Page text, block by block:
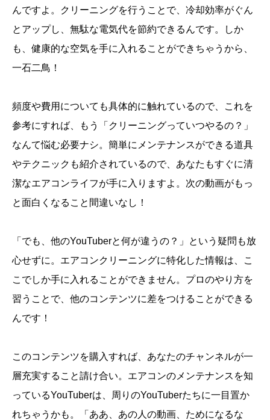
んですよ。クリーニングを行うことで、冷却効率がぐん
とアップし、無駄な電気代を節約できるんです。しか
も、健康的な空気を手に入れることができちゃうから、
一石二鳥！
頻度や費用についても具体的に触れているので、これを
参考にすれば、もう「クリーニングっていつやるの？」
なんて悩む必要ナシ。簡単にメンテナンスができる道具
やテクニックも紹介されているので、あなたもすぐに清
潔なエアコンライフが手に入りますよ。次の動画がもっ
と面白くなること間違いなし！
「でも、他のYouTuberと何が違うの？」という疑問も放
心せずに。エアコンクリーニングに特化した情報は、こ
こでしか手に入れることができません。プロのやり方を
習うことで、他のコンテンツに差をつけることができる
んです！
このコンテンツを購入すれば、あなたのチャンネルが一
層充実すること請け合い。エアコンのメンテナンスを知
っているYouTuberは、周りのYouTuberたちに一目置か
れちゃうかも。「ああ、あの人の動画、ためになるな